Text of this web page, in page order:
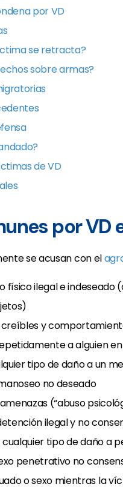
por VD
se retracta?
sobre armas?
de VD
por VD
se acusan con el
ilegal e indeseado
y
a alguien
tipo de daño a un
no deseado
(“abuso
ilegal y no
cualquier tipo de daño a
penetrativo no
o sexo mientras la